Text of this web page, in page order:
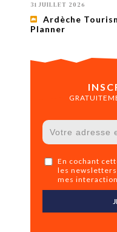
31 JUILLET 2026
Ardèche
Planner
En cochant
les newsletters
mes